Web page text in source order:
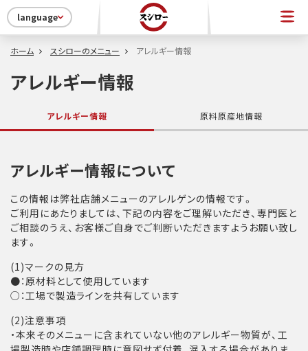
language
ホーム スシローのメニュー アレルギー情報
アレルギー情報
アレルギー情報 原料原産地情報
アレルギー情報について
この情報は弊社店舗メニューのアレルゲンの情報です。
ご利用にあたりましては、下記の内容をご理解いただき、専門医と
ご相談のうえ、お客様ご自身でご判断いただきますようお願い致し
ます。
(1)マークの見方
●：原材料として使用しています
○：工場で製造ラインを共有しています
(2)注意事項
・本来そのメニューに含まれていない他のアレルギー物質が、工